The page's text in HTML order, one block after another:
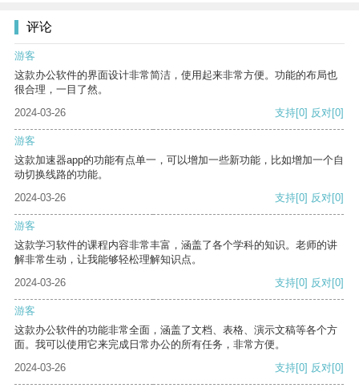
评论
游客
这款办公软件的界面设计非常简洁，使用起来非常方便。功能的布局也
很合理，一目了然。
2024-03-26
支持[0] 反对[0]
游客
这款加速器app的功能有点单一，可以增加一些新功能，比如增加一个自
动切换线路的功能。
2024-03-26
支持[0] 反对[0]
游客
这款学习软件的课程内容非常丰富，涵盖了各个学科的知识。老师的讲
解非常生动，让我能够轻松理解知识点。
2024-03-26
支持[0] 反对[0]
游客
这款办公软件的功能非常全面，涵盖了文档、表格、演示文稿等各个方
面。我可以使用它来完成日常办公的所有任务，非常方便。
2024-03-26
支持[0] 反对[0]